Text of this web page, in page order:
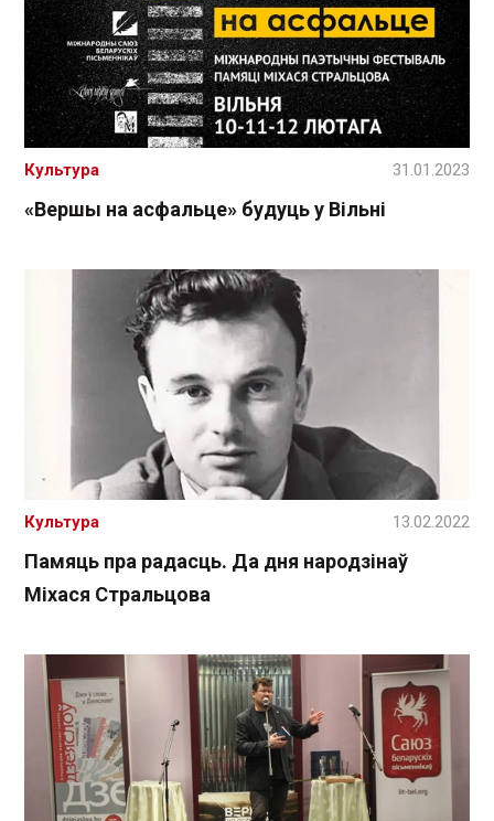
«Вершы на асфальце» будуць у Вільні
Культура 31.01.2023
Памяць пра радасць. Да дня народзінаў
Міхася Стральцова
Культура 13.02.2022